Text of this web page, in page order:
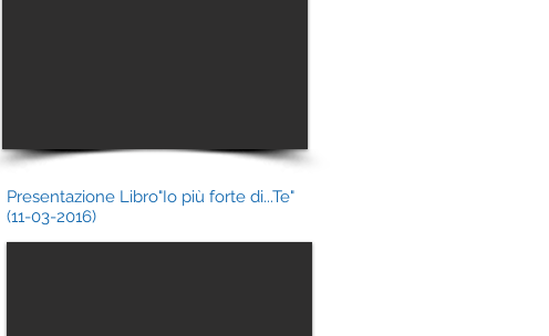
Presentazione Libro"Io più forte di...Te"
(11-03-2016)